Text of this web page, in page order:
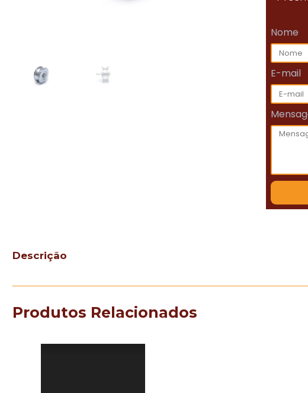
Nome
E-mail
Descrição
Produtos Relacionados